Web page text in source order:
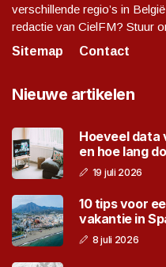
verschillende regio’s in
redactie van CielFM? Stuur
Sitemap
Contact
Nieuwe artikelen
Hoeveel data
en hoe lang
19 juli 2026
10 tips voor
vakantie in
8 juli 2026